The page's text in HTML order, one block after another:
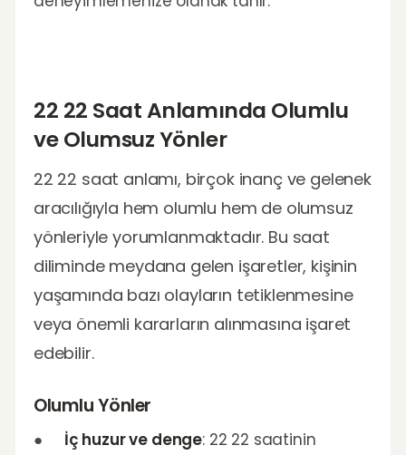
22 22 Saat Anlamında Olumlu
ve Olumsuz Yönler
22 22 saat anlamı, birçok inanç ve gelenek
aracılığıyla hem olumlu hem de olumsuz
yönleriyle yorumlanmaktadır. Bu saat
diliminde meydana gelen işaretler, kişinin
yaşamında bazı olayların tetiklenmesine
veya önemli kararların alınmasına işaret
edebilir.
Olumlu Yönler
● İç huzur ve denge: 22 22 saatinin